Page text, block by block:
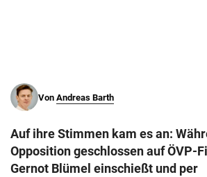
Von Andreas Barth
Auf ihre Stimmen kam es an:
Opposition geschlossen auf ÖVP-
Gernot Blümel einschießt und per